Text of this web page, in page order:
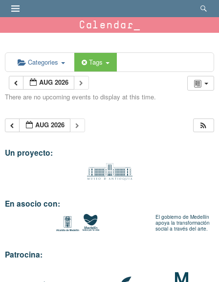
Calendar
Categories Tags
AUG 2026
There are no upcoming events to display at this time.
AUG 2026
Un proyecto:
En asocio con:
El gobierno de Medellín
apoya la transformación
social a través del arte.
Patrocina: